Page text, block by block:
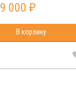
9 000 ₽
В корзину